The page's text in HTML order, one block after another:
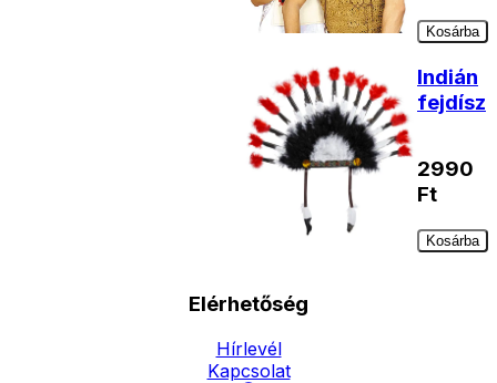
Kosárba
Indián
fejdísz
2990
Ft
Kosárba
Elérhetőség
Hírlevél
Kapcsolat